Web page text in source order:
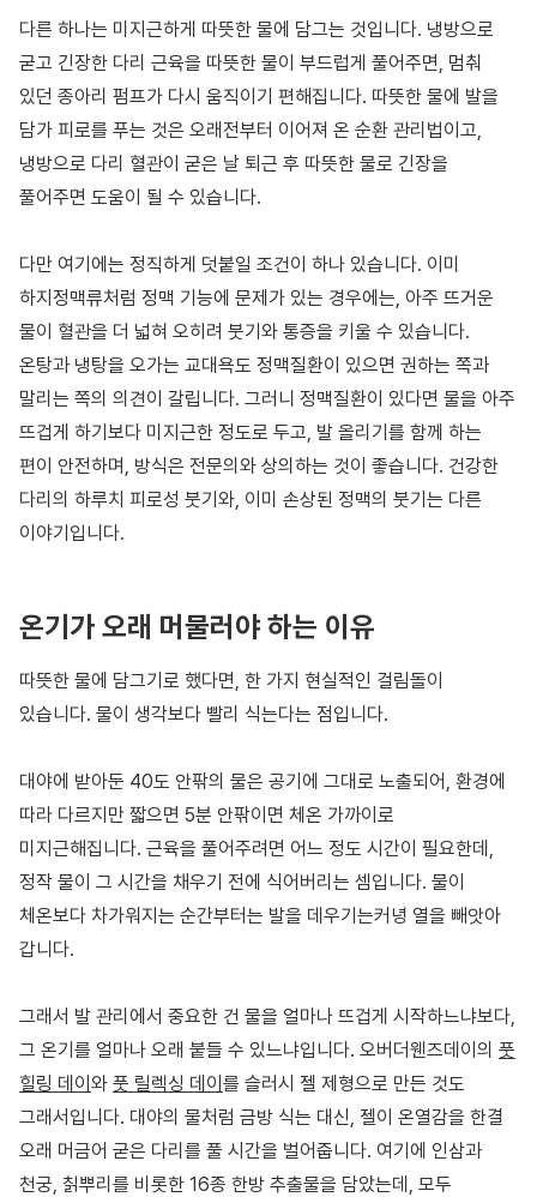
다른 하나는 미지근하게 따뜻한 물에 담그는 것입니다. 냉방으로
굳고 긴장한 다리 근육을 따뜻한 물이 부드럽게 풀어주면, 멈춰
있던 종아리 펌프가 다시 움직이기 편해집니다. 따뜻한 물에 발을
담가 피로를 푸는 것은 오래전부터 이어져 온 순환 관리법이고,
냉방으로 다리 혈관이 굳은 날 퇴근 후 따뜻한 물로 긴장을
풀어주면 도움이 될 수 있습니다.
다만 여기에는 정직하게 덧붙일 조건이 하나 있습니다. 이미
하지정맥류처럼 정맥 기능에 문제가 있는 경우에는, 아주 뜨거운
물이 혈관을 더 넓혀 오히려 붓기와 통증을 키울 수 있습니다.
온탕과 냉탕을 오가는 교대욕도 정맥질환이 있으면 권하는 쪽과
말리는 쪽의 의견이 갈립니다. 그러니 정맥질환이 있다면 물을 아주
뜨겁게 하기보다 미지근한 정도로 두고, 발 올리기를 함께 하는
편이 안전하며, 방식은 전문의와 상의하는 것이 좋습니다. 건강한
다리의 하루치 피로성 붓기와, 이미 손상된 정맥의 붓기는 다른
이야기입니다.
온기가 오래 머물러야 하는 이유
따뜻한 물에 담그기로 했다면, 한 가지 현실적인 걸림돌이
있습니다. 물이 생각보다 빨리 식는다는 점입니다.
대야에 받아둔 40도 안팎의 물은 공기에 그대로 노출되어, 환경에
따라 다르지만 짧으면 5분 안팎이면 체온 가까이로
미지근해집니다. 근육을 풀어주려면 어느 정도 시간이 필요한데,
정작 물이 그 시간을 채우기 전에 식어버리는 셈입니다. 물이
체온보다 차가워지는 순간부터는 발을 데우기는커녕 열을 빼앗아
갑니다.
그래서 발 관리에서 중요한 건 물을 얼마나 뜨겁게 시작하느냐보다,
그 온기를 얼마나 오래 붙들 수 있느냐입니다. 오버더웬즈데이의 풋
힐링 데이 와 풋 릴렉싱 데이 를 슬러시 젤 제형으로 만든 것도
그래서입니다. 대야의 물처럼 금방 식는 대신, 젤이 온열감을 한결
오래 머금어 굳은 다리를 풀 시간을 벌어줍니다. 여기에 인삼과
천궁, 칡뿌리를 비롯한 16종 한방 추출물을 담았는데, 모두